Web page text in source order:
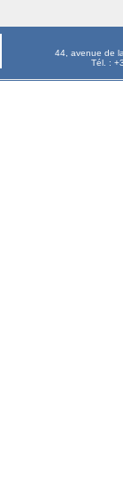
44, avenue de
Tél. :